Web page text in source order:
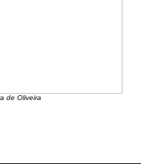
de Oliveira